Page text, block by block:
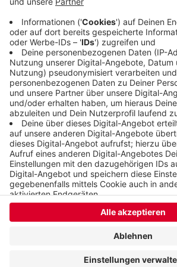
haben.
Veröffentlicht:Freitag, 21.10.2022 09:58
Anzeige
Anzeige